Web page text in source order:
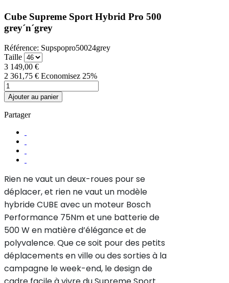
Cube Supreme Sport Hybrid Pro 500
grey´n´grey
Référence: Supspopro50024grey
Taille
3 149,00 €
2 361,75 € Economisez 25%
Ajouter au panier
Partager
Rien ne vaut un deux-roues pour se
déplacer, et rien ne vaut un modèle
hybride CUBE avec un moteur Bosch
Performance 75Nm et une batterie de
500 W en matière d’élégance et de
polyvalence. Que ce soit pour des petits
déplacements en ville ou des sorties à la
campagne le week-end, le design de